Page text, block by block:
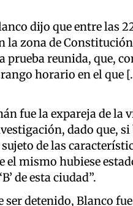
dijo que entre las
la zona de
reunida, que,
horario en el que
fue la expareja de la
dado que, si
de las
el mismo hubiese
de esta ciudad”.
detenido, Blanco